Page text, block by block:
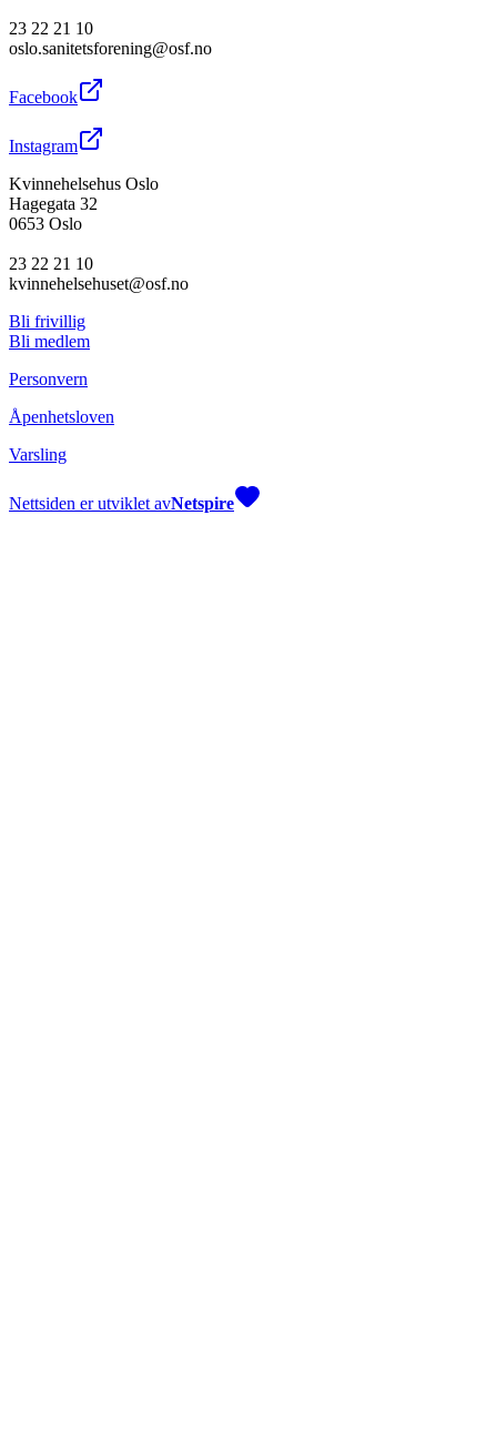
23 22 21 10
oslo.sanitetsforening@osf.no
Facebook
Instagram
Kvinnehelsehus Oslo
Hagegata 32
0653 Oslo
23 22 21 10
kvinnehelsehuset@osf.no
Bli frivillig
Bli medlem
Personvern
Åpenhetsloven
Varsling
Nettsiden er utviklet avNetspire